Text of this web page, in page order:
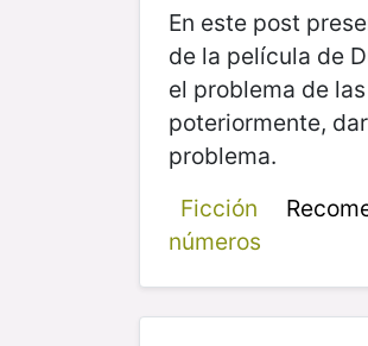
En este post
de la película de
el problema de
poteriormente,
problema.
Ficción
números